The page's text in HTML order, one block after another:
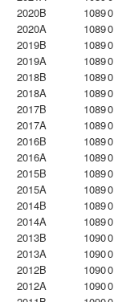
2020B
10890
2020A
10890
2019B
10890
2019A
10890
2018B
10890
2018A
10890
2017B
10890
2017A
10890
2016B
10890
2016A
10890
2015B
10890
2015A
10890
2014B
10890
2014A
10890
2013B
10900
2013A
10900
2012B
10900
2012A
10900